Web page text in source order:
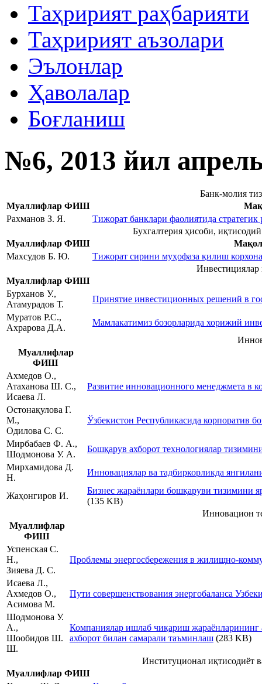
Таҳририят раҳбарияти
Таҳририят аъзолари
Эълонлар
Ҳаволалар
Боғланиш
№6, 2013 йил
Банк-молия
Муаллифлар ФИШ
Рахманов З. Я.
Тижорат банклари фаолиятида
Бухгалтерия ҳисоби,
Муаллифлар ФИШ
Махсудов Б. Ю.
Тижорат сирини муҳофаза қилиш
Инвестициялар
Муаллифлар ФИШ
Бурханов У.,
Атамурадов Т.
Принятие инвестиционных решений в
Муратов Р.С.,
Ахрарова Д.А.
Мамлакатимиз бозорларида хорижий
Муаллифлар
ФИШ
Ахмедов О.,
Атаханова Ш. С.,
Исаева Л.
Развитие инновационного менеджмета в
Остонақулова Г.
М.,
Одилова С. С.
Ўзбекистон Республикасида корпоратив
Мирбабаев Ф. А.,
Шодмонова У. А.
Бошқарув ахборот технологиялар
Мирхамидова Д.
Н.
Инновациялар ва тадбиркорликда
Жаҳонгиров И.
Бизнес жараёнлари бошқаруви тизимини
(135 KB)
Инновацион
Муаллифлар
ФИШ
Успенская С.
Н.,
Зияева Д. С.
Проблемы энергосбережения в жилищно-
Исаева Л.,
Ахмедов О.,
Асимова М.
Пути совершенствования энергобаланса
Шодмонова У.
А.,
Шообидов Ш.
Ш.
Компаниялар ишлаб чиқариш жараёнларининг
ахборот билан самарали таъминлаш (283 KB)
Институционал иқтисодиёт
Муаллифлар ФИШ